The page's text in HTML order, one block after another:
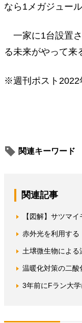
なら1メガジュー
一家に1台設置
る未来がやって来
※週刊ポスト2022
関連キーワード
関連記事
【図解】サツマ
赤外光を利用す
土壌微生物によ
温暖化対策の二酸
3年前にFラン大